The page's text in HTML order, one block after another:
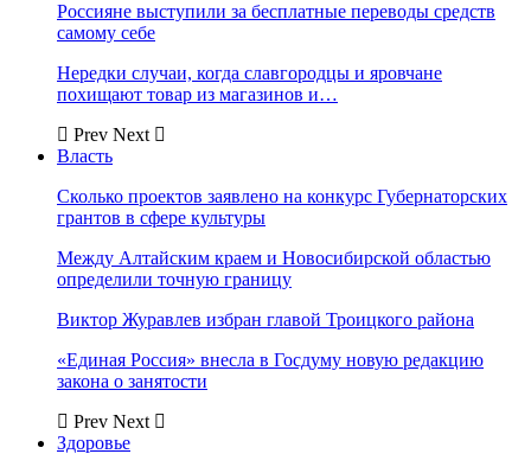
Россияне выступили за бесплатные переводы средств
самому себе
Нередки случаи, когда славгородцы и яровчане
похищают товар из магазинов и…
Prev Next
Власть
Сколько проектов заявлено на конкурс Губернаторских
грантов в сфере культуры
Между Алтайским краем и Новосибирской областью
определили точную границу
Виктор Журавлев избран главой Троицкого района
«Единая Россия» внесла в Госдуму новую редакцию
закона о занятости
Prev Next
Здоровье